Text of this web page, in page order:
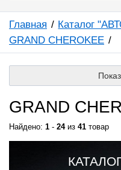
Главная Каталог
GRAND CHEROKEE
GRAND
Найдено: 1 - 24из 41 товар